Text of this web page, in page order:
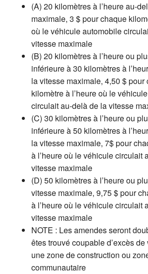
(A) 20 kilomètres à l’heure au-
maximale, 3 $ pour chaque
où le véhicule automobile
vitesse maximale
(B) 20 kilomètres à l’heure ou
inférieure à 30 kilomètres à
la vitesse maximale, 4,50 $ pour
kilomètre à l’heure où le
circulait au-delà de la vitesse
(C) 30 kilomètres à l’heure ou
inférieure à 50 kilomètres à
la vitesse maximale, 7$ pour
à l’heure où le véhicule circulait
vitesse maximale
(D) 50 kilomètres à l’heure ou
vitesse maximale, 9,75 $ pour
à l’heure où le véhicule circulait
vitesse maximale
NOTE : Les amendes seront
êtes trouvé coupable d’excès
une zone de construction ou
communautaire